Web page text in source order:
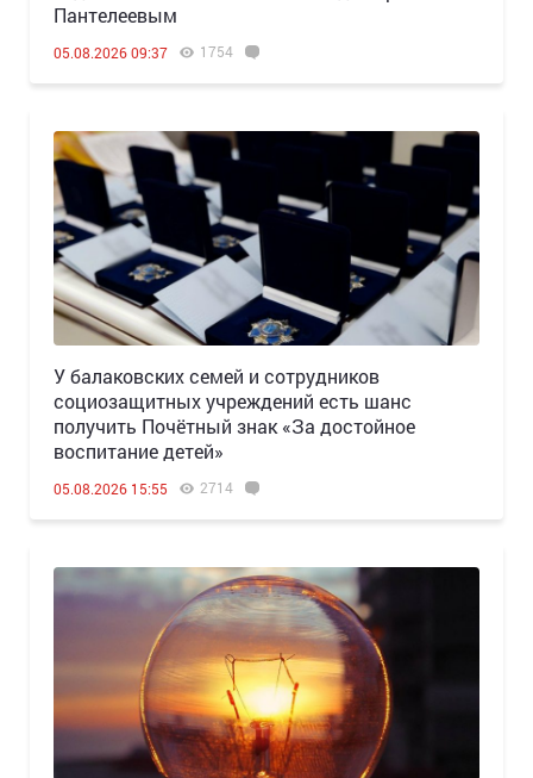
Пантелеевым
05.08.2026 09:37 1754
У балаковских семей и сотрудников
социозащитных учреждений есть шанс
получить Почётный знак «За достойное
воспитание детей»
05.08.2026 15:55 2714